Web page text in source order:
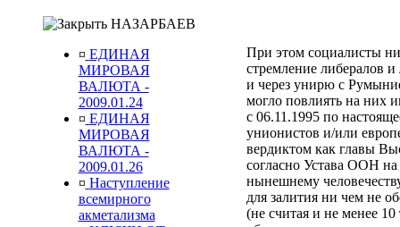
НАЗАРБАЕВ
¤ ЕДИНАЯ
МИРОВАЯ
ВАЛЮТА -
2009.01.24
¤ ЕДИНАЯ
МИРОВАЯ
ВАЛЮТА -
2009.01.26
¤ Наступление
всемирного
акметализма
При этом социалисты
стремление либералов
и через унирю с
могло повлиять на них
с 06.11.1995 по
унионистов и/или
вердиктом как главы
согласно Устава ООН
нынешнему
для залития ни чем не
(не считая и не менее